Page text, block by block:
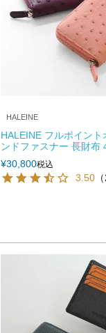
HALEINE
HALEINE フルポイン
ンドファスナー 長財布
¥30,800税込
3.50